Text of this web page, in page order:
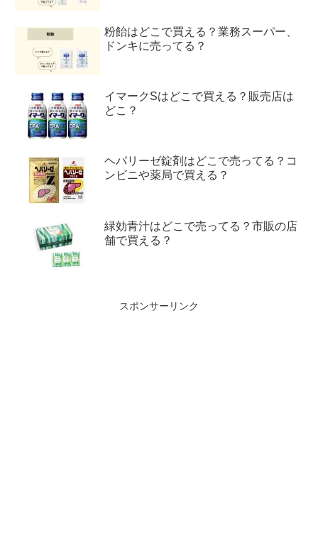
粉飴はどこで買える？業務スーパー、
ドンキに売ってる？
イマークSはどこで買える？販売店は
どこ？
ヘパリーゼ錠剤はどこで売ってる？コ
ンビニや薬局で買える？
緑効青汁はどこで売ってる？市販の店
舗で買える？
スポンサーリンク